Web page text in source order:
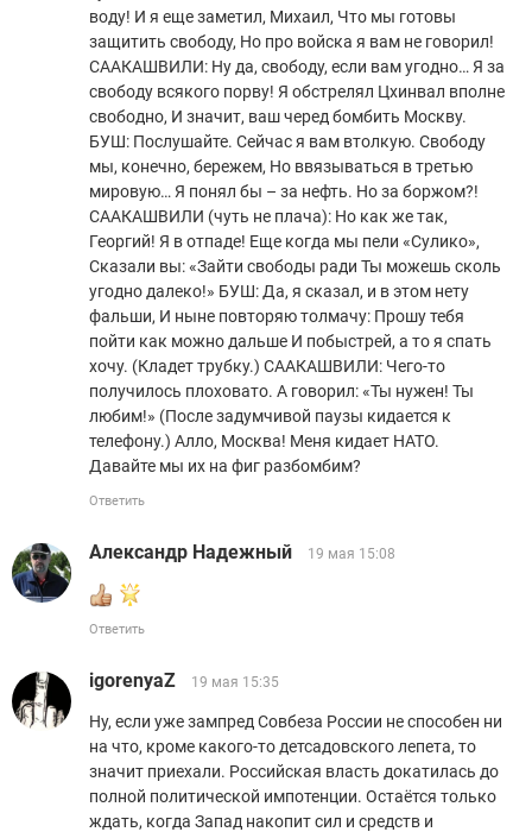
воду! И я еще заметил, Михаил, Что мы готовы
защитить свободу, Но про войска я вам не говорил!
СААКАШВИЛИ: Ну да, свободу, если вам угодно… Я за
свободу всякого порву! Я обстрелял Цхинвал вполне
свободно, И значит, ваш черед бомбить Москву.
БУШ: Послушайте. Сейчас я вам втолкую. Свободу
мы, конечно, бережем, Но ввязываться в третью
мировую… Я понял бы – за нефть. Но за боржом?!
СААКАШВИЛИ (чуть не плача): Но как же так,
Георгий! Я в отпаде! Еще когда мы пели «Сулико»,
Сказали вы: «Зайти свободы ради Ты можешь сколь
угодно далеко!» БУШ: Да, я сказал, и в этом нету
фальши, И ныне повторяю толмачу: Прошу тебя
пойти как можно дальше И побыстрей, а то я спать
хочу. (Кладет трубку.) СААКАШВИЛИ: Чего-то
получилось плоховато. А говорил: «Ты нужен! Ты
любим!» (После задумчивой паузы кидается к
телефону.) Алло, Москва! Меня кидает НАТО.
Давайте мы их на фиг разбомбим?
Ответить
Александр Надежный 19 мая 15:08
Ответить
igorenyaZ 19 мая 15:35
Ну, если уже зампред Совбеза России не способен ни
на что, кроме какого-то детсадовского лепета, то
значит приехали. Российская власть докатилась до
полной политической импотенции. Остаётся только
ждать, когда Запад накопит сил и средств и